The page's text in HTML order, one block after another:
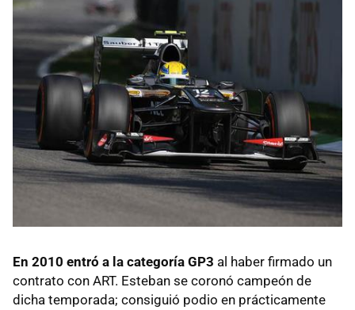
En 2010 entró a la categoría GP3 al haber firmado un
contrato con ART. Esteban se coronó campeón de
dicha temporada; consiguió podio en prácticamente